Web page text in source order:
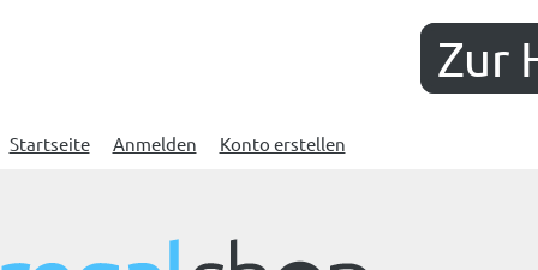
Zur
Startseite Anmelden Konto erstellen